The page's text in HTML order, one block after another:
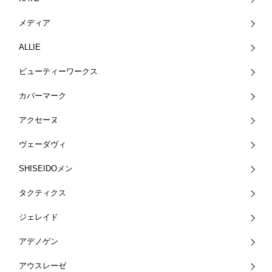
メディア
ALLIE
ビューティーワークス
カバーマーク
アクセーヌ
ヴェーダヴィ
SHISEIDOメン
タクティクス
ジェレイド
アデノゲン
アウスレーゼ